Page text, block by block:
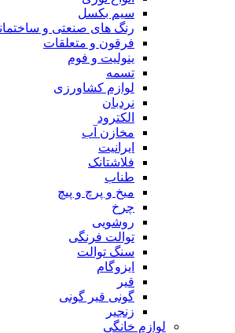
سیم بکسل
رنگ های صنعتی و
فرقون و متعلقات
ینولیت و فوم
تسمه
لوازم کشاورزی
نردبان
الکترود
مخازن آب
ایرانیت
فلاشتانک
طناب
میخ و پرچ و پیچ
چرخ
روشویی
توالت فرنگی
سنگ توالت
ایزوگام
قیر
گونی قیر گونی
زنجیر
لوازم خانگی